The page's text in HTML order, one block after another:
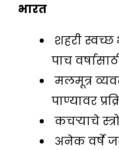
भारत
शहरी स्वच्छ
पाच
मलमूत्र
पाण्यावर
कचऱ्याचे
अनेक वर्षे